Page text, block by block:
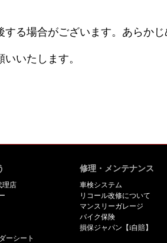
る場合がございます。あらかじ
いたします。
理店
ーシート
修理・メンテナンス
車検システム
リコール改修について
マンスリーガレージ
バイク保険
損保ジャパン【i自賠】